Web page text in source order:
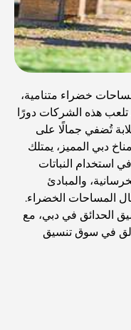
خضراء متنامية،
هذه الشركات دورًا
تُضفي جمالًا على
دبي المميز، يمتلك
استخدام النباتات
والمبادئ
المساحات الخضراء.
الحدائق في دبي، مع
في سوق تنسيق